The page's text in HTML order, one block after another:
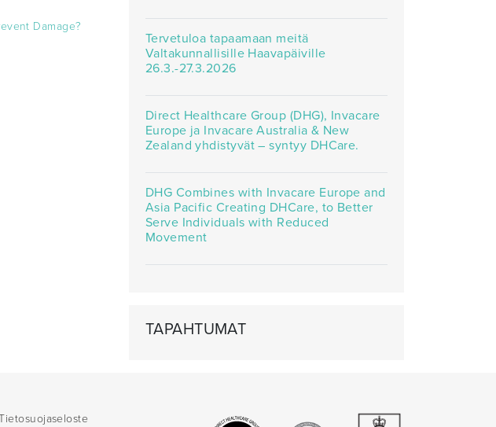
Damage?
Tervetuloa tapaamaan meitä
Valtakunnallisille Haavapäiville
26.3.-27.3.2026
Direct Healthcare Group (DHG), Invacare
Europe ja Invacare Australia & New
Zealand yhdistyvät – syntyy DHCare.
DHG Combines with Invacare Europe and
Asia Pacific Creating DHCare, to Better
Serve Individuals with Reduced
Movement
TAPAHTUMAT